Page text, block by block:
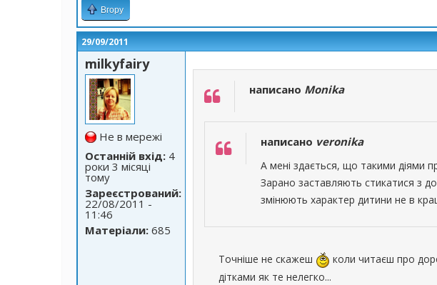
Вгору
29/09/2011
milkyfairy
Не в мережі
Останній вхід: 4
роки 3 місяці
тому
Зареєстрований:
22/08/2011 -
11:46
Матеріали: 685
написано Monika
написано veronika
А мені здається, що такими діями
Зарано заставляють стикатися з
змінюють характер дитини не в
Точніше не скажеш
коли читаєш про
дітками як те нелегко...